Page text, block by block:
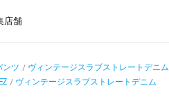
店舗
ンツ / ヴィンテージスラブストレートデニム
/ ヴィンテージスラブストレートデニム